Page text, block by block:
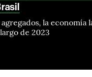
la
de 2023